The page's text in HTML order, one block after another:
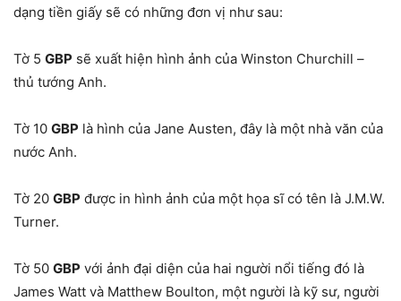
dạng tiền giấy sẽ có những đơn vị như sau:
Tờ 5 GBP sẽ xuất hiện hình ảnh của Winston Churchill –
thủ tướng Anh.
Tờ 10 GBP là hình của Jane Austen, đây là một nhà văn của
nước Anh.
Tờ 20 GBP được in hình ảnh của một họa sĩ có tên là J.M.W.
Turner.
Tờ 50 GBP với ảnh đại diện của hai người nổi tiếng đó là
James Watt và Matthew Boulton, một người là kỹ sư, người